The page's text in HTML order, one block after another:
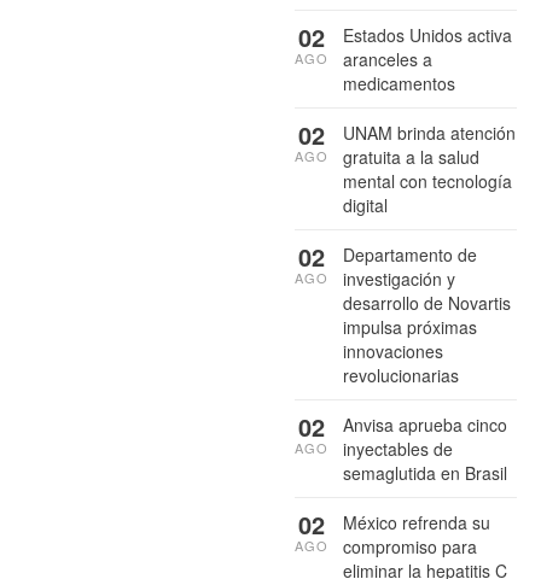
Estados Unidos activa
aranceles a
medicamentos
02
AGO
UNAM brinda atención
gratuita a la salud
mental con tecnología
digital
02
AGO
Departamento de
investigación y
desarrollo de Novartis
impulsa próximas
innovaciones
revolucionarias
02
AGO
Anvisa aprueba cinco
inyectables de
semaglutida en Brasil
02
AGO
México refrenda su
compromiso para
eliminar la hepatitis C
02
AGO